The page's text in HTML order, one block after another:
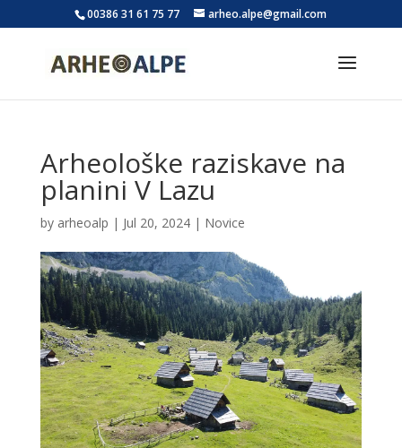
00386 31 61 75 77 arheo.alpe@gmail.com
Arheološke raziskave na
planini V Lazu
by arheoalp | Jul 20, 2024| Novice